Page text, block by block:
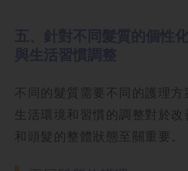
不同的髮質需要不同的護理方
生活環境和習慣的調整對於改
和頭髮的整體狀態至關重要。